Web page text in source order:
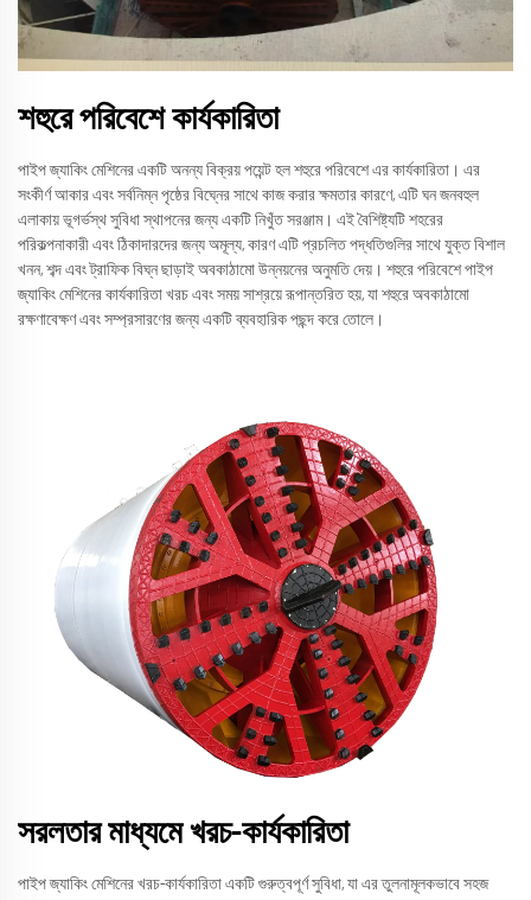
শহুরে পরিবেশে কার্যকারিতা
পাইপ জ্যাকিং মেশিনের একটি অনন্য বিক্রয় পয়েন্ট হল শহুরে পরিবেশে এর কার্যকারিতা। এর
সংকীর্ণ আকার এবং সর্বনিম্ন পৃষ্ঠের বিঘ্নের সাথে কাজ করার ক্ষমতার কারণে, এটি ঘন জনবহুল
এলাকায় ভূগর্ভস্থ সুবিধা স্থাপনের জন্য একটি নিখুঁত সরঞ্জাম। এই বৈশিষ্ট্যটি শহরের
পরিকল্পনাকারী এবং ঠিকাদারদের জন্য অমূল্য, কারণ এটি প্রচলিত পদ্ধতিগুলির সাথে যুক্ত বিশাল
খনন, শব্দ এবং ট্রাফিক বিঘ্ন ছাড়াই অবকাঠামো উন্নয়নের অনুমতি দেয়। শহুরে পরিবেশে পাইপ
জ্যাকিং মেশিনের কার্যকারিতা খরচ এবং সময় সাশ্রয়ে রূপান্তরিত হয়, যা শহুরে অবকাঠামো
রক্ষণাবেক্ষণ এবং সম্প্রসারণের জন্য একটি ব্যবহারিক পছন্দ করে তোলে।
সরলতার মাধ্যমে খরচ-কার্যকারিতা
পাইপ জ্যাকিং মেশিনের খরচ-কার্যকারিতা একটি গুরুত্বপূর্ণ সুবিধা, যা এর তুলনামূলকভাবে সহজ